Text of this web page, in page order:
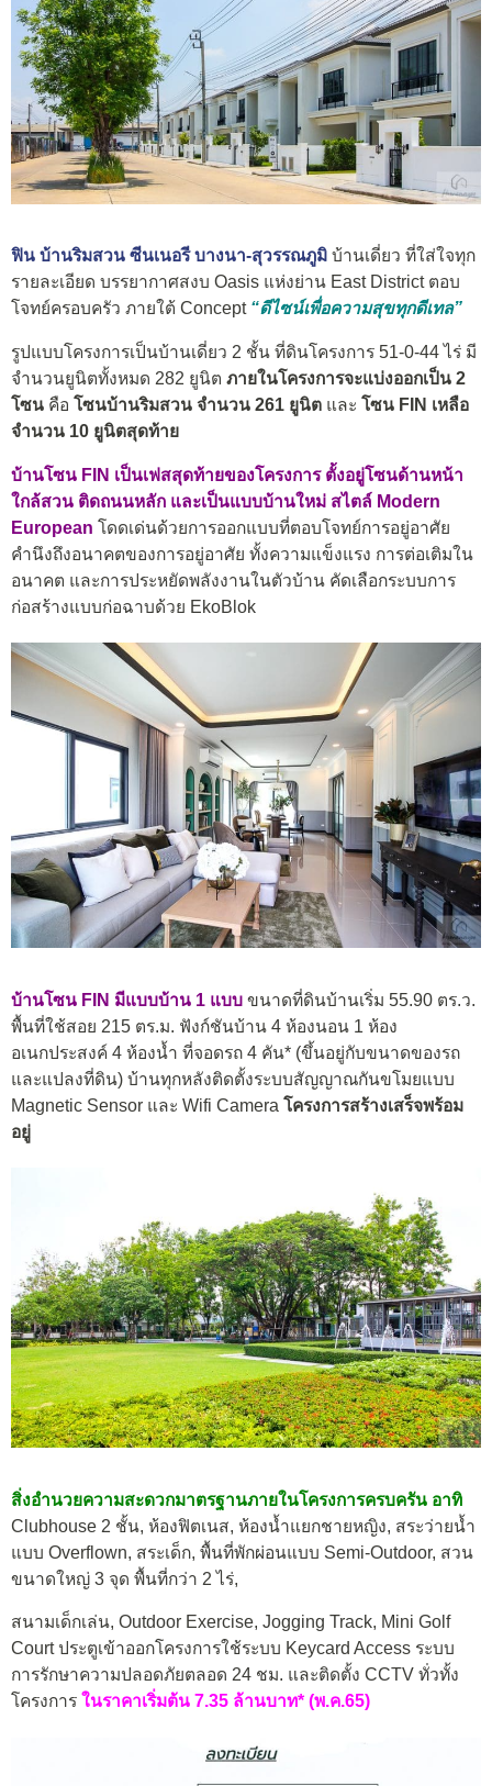
ฟิน บ้านริมสวน ซีนเนอรี บางนา-สุวรรณภูมิ บ้านเดี่ยว ที่ใส่ใจทุก
รายละเอียด บรรยากาศสงบ Oasis แห่งย่าน East District ตอบ
โจทย์ครอบครัว ภายใต้ Concept “ดีไซน์เพื่อความสุขทุกดีเทล”
รูปแบบโครงการเป็นบ้านเดี่ยว 2 ชั้น ที่ดินโครงการ 51-0-44 ไร่ มี
จำนวนยูนิตทั้งหมด 282 ยูนิต ภายในโครงการจะแบ่งออกเป็น 2
โซน คือ โซนบ้านริมสวน จำนวน 261 ยูนิต และ โซน FIN เหลือ
จำนวน 10 ยูนิตสุดท้าย
บ้านโซน FIN เป็นเฟสสุดท้ายของโครงการ ตั้งอยู่โซนด้านหน้า
ใกล้สวน ติดถนนหลัก และเป็นแบบบ้านใหม่ สไตล์ Modern
European โดดเด่นด้วยการออกแบบที่ตอบโจทย์การอยู่อาศัย
คำนึงถึงอนาคตของการอยู่อาศัย ทั้งความแข็งแรง การต่อเติมใน
อนาคต และการประหยัดพลังงานในตัวบ้าน คัดเลือกระบบการ
ก่อสร้างแบบก่อฉาบด้วย EkoBlok
บ้านโซน FIN มีแบบบ้าน 1 แบบ ขนาดที่ดินบ้านเริ่ม 55.90 ตร.ว.
พื้นที่ใช้สอย 215 ตร.ม. ฟังก์ชันบ้าน 4 ห้องนอน 1 ห้อง
อเนกประสงค์ 4 ห้องน้ำ ที่จอดรถ 4 คัน* (ขึ้นอยู่กับขนาดของรถ
และแปลงที่ดิน) บ้านทุกหลังติดตั้งระบบสัญญาณกันขโมยแบบ
Magnetic Sensor และ Wifi Camera โครงการสร้างเสร็จพร้อม
อยู่
สิ่งอำนวยความสะดวกมาตรฐานภายในโครงการครบครัน อาทิ
Clubhouse 2 ชั้น, ห้องฟิตเนส, ห้องน้ำแยกชายหญิง, สระว่ายน้ำ
แบบ Overflown, สระเด็ก, พื้นที่พักผ่อนแบบ Semi-Outdoor, สวน
ขนาดใหญ่ 3 จุด พื้นที่กว่า 2 ไร่,
สนามเด็กเล่น, Outdoor Exercise, Jogging Track, Mini Golf
Courtประตูเข้าออกโครงการใช้ระบบ Keycard Access ระบบ
การรักษาความปลอดภัยตลอด 24 ชม. และติดตั้ง CCTV ทั่วทั้ง
โครงการ ในราคาเริ่มต้น 7.35 ล้านบาท* (พ.ค.65)